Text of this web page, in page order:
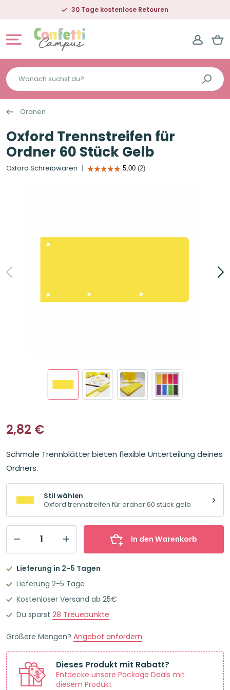
30 Tage kostenlose Retouren
Wonach
suchst
du?
Ordnen
Oxford Trennstreifen für
Ordner 60 Stück Gelb
Oxford Schreibwaren
2,82 €
Schmale Trennblätter bieten flexible Unterteilung deines
Ordners.
Stil wählen
Oxford trennstreifen für ordner 60 stück gelb
für
Ordner
60
Stück
In den Warenkorb
Lieferung in 2-5 Tagen
Lieferung 2-5 Tage
Kostenloser Versand ab 25€
Du sparst 28 Treuepunkte
Größere Mengen? Angebot anfordern
Dieses Produkt mit Rabatt?
Entdecke unsere Package Deals mit
diesem Produkt